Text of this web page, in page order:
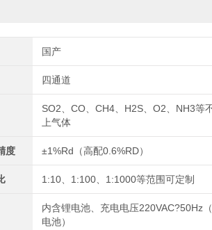
国产
四通道
SO2、CO、CH4、H2S、O2、NH3等
上气体
度 ±1%Rd（高配0.6%RD）
1:10、1:100、1:1000等范围可定制
内含锂电池、充电电压220VAC?50Hz
电池）